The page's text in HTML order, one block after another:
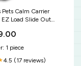
Pets Calm Carrier
EZ Load Slide Out
and Small Dogs
Toys
1 piece
4.5 (17 reviews)